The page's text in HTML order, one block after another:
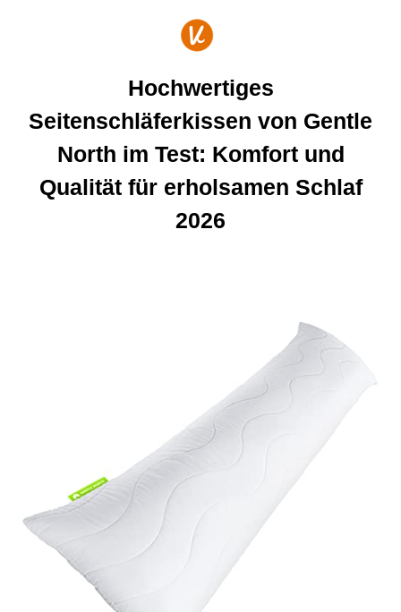
Hochwertiges
Seitenschläferkissen von Gentle
North im Test: Komfort und
Qualität für erholsamen Schlaf
2026